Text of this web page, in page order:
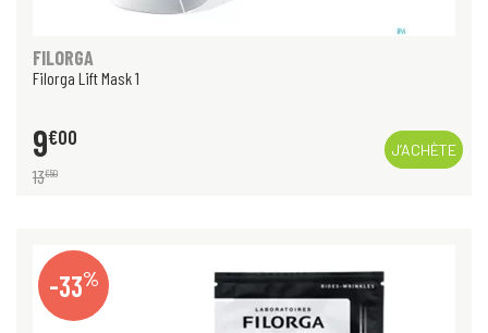
FILORGA
Filorga Lift Mask 1
9€00
13€50
J’ACHÈTE
-33%